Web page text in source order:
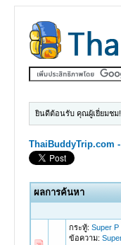
ยินดีต้อนรับ คุณผู้เยี่ยมชม
ThaiBuddyTrip.com
ผลการค้นหา
กระทู้: Super P
ข้อความ: